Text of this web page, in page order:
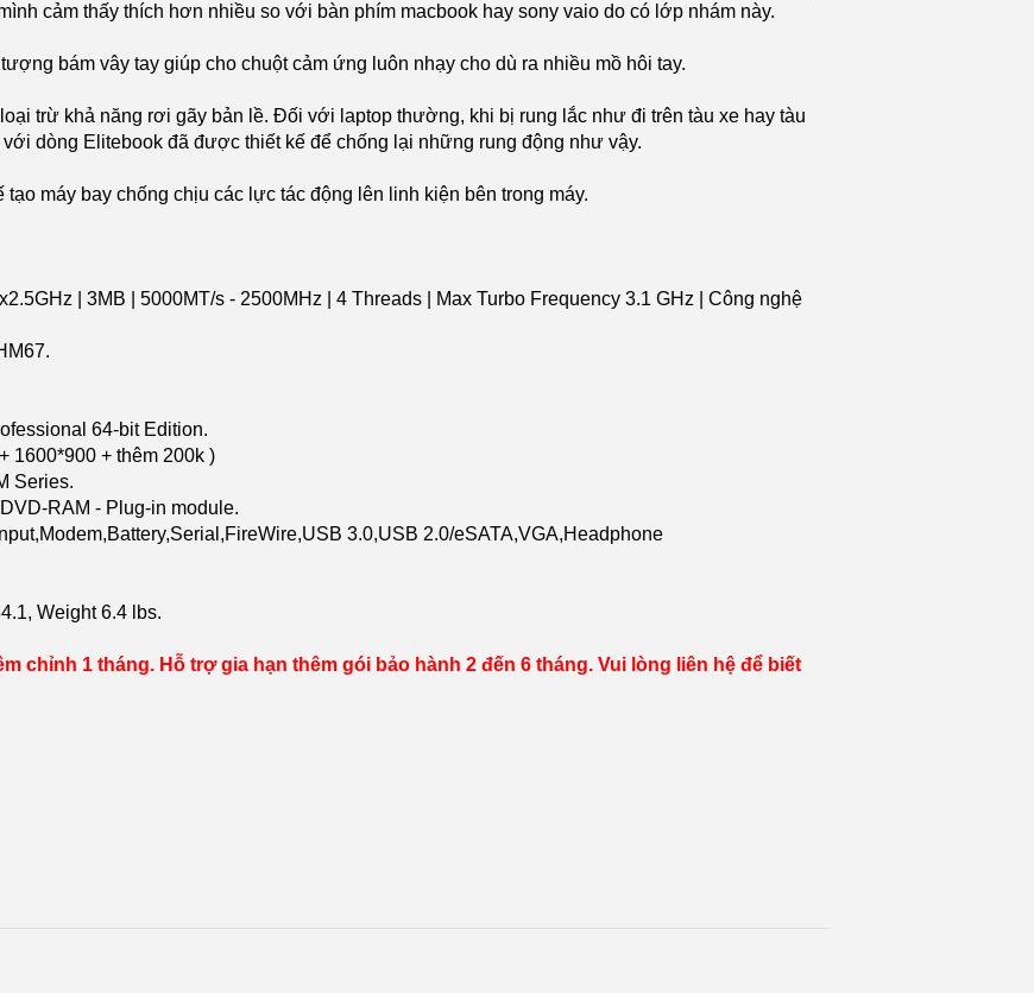
cảm thấy thích hơn nhiều so với bàn phím macbook hay sony vaio do có lớp nhám này.
bám vây tay giúp cho chuột cảm ứng luôn nhạy cho dù ra nhiều mồ hôi tay.
trừ khả năng rơi gãy bản lề. Đối với laptop thường, khi bị rung lắc như đi trên tàu xe hay tàu
dòng Elitebook đã được thiết kế để chống lại những rung động như vậy.
máy bay chống chịu các lực tác động lên linh kiện bên trong máy.
| 3MB | 5000MT/s - 2500MHz | 4 Threads | Max Turbo Frequency 3.1 GHz | Công nghệ
64-bit Edition.
1600*900 + thêm 200k )
Series.
RAM - Plug-in module.
3.0,USB 2.0/eSATA,VGA,Headphone
Weight 6.4 lbs.
chỉnh 1 tháng. Hỗ trợ gia hạn thêm gói bảo hành 2 đến 6 tháng. Vui lòng liên hệ để biết